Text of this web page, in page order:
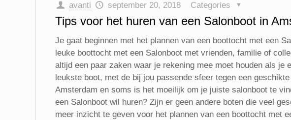
avanti september 20, 2018 Categories
Tips voor het huren van een Salonboot in
Je gaat beginnen met het plannen van een boottocht met een
leuke boottocht met een Salonboot met vrienden, familie of
altijd een paar zaken waar je rekening mee moet houden als je
leukste boot, met de bij jou passende sfeer tegen een
Amsterdam en soms is het moeilijk om je juiste salonboot te
een Salonboot wil huren? Zijn er geen andere boten die veel
meer inzicht te geven voor het plannen van een boottocht met